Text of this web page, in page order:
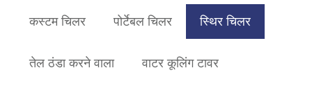
कस्टम चिलर पोर्टेबल चिलर स्थिर चिलर
तेल ठंडा करने वाला वाटर कूलिंग टावर